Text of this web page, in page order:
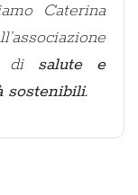
Caterina
di salute e
sostenibili.